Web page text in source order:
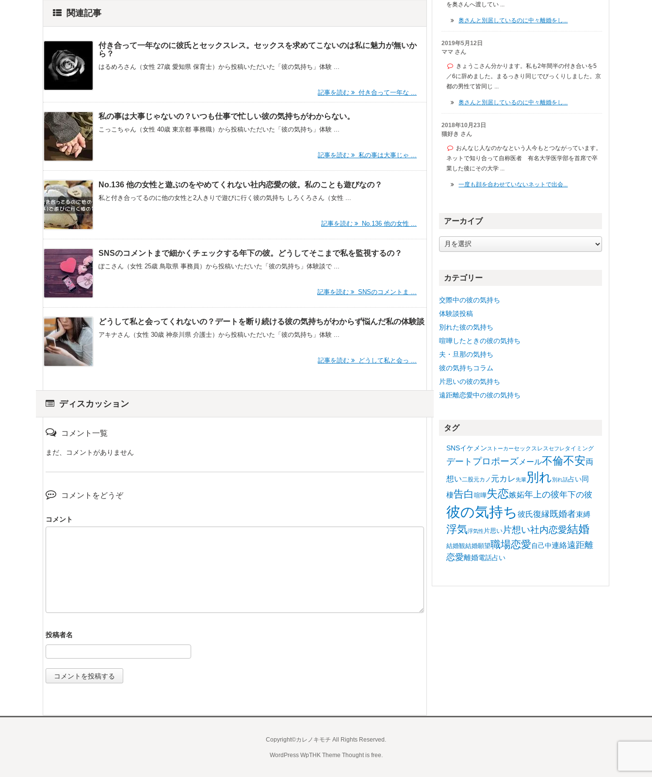
関連記事
付き合って一年なのに彼氏とセックスレス。セックスを求めてこないのは私に魅力が無いか
ら？
はるめろさん（女性 27歳 愛知県 保育士）から投稿いただいた「彼の気持ち」体験 ...
記事を読む 付き合って一年な ...
私の事は大事じゃないの？いつも仕事で忙しい彼の気持ちがわからない。
こっこちゃん（女性 40歳 東京都 事務職）から投稿いただいた「彼の気持ち」体験 ...
記事を読む 私の事は大事じゃ ...
No.136 他の女性と遊ぶのをやめてくれない社内恋愛の彼。私のことも遊びなの？
私と付き合ってるのに他の女性と2人きりで遊びに行く彼の気持ち しろくろさん（女性 ...
記事を読む No.136 他の女性 ...
SNSのコメントまで細かくチェックする年下の彼。どうしてそこまで私を監視するの？
ぽこさん（女性 25歳 鳥取県 事務員）から投稿いただいた「彼の気持ち」体験談で ...
記事を読む SNSのコメントま ...
どうして私と会ってくれないの？デートを断り続ける彼の気持ちがわからず悩んだ私の体験談
アキナさん（女性 30歳 神奈川県 介護士）から投稿いただいた「彼の気持ち」体験 ...
記事を読む どうして私と会っ ...
ディスカッション
コメント一覧
まだ、コメントがありません
コメントをどうぞ
コメント
を奥さんへ渡してい ...
奥さんと別居しているのに中々離婚をし...
2019年5月12日
ママ さん
きょうこさん分かります。私も2年間半の付き合いを5
／6に辞めました。まるっきり同じでびっくりしました。京
都の男性て皆同じ ...
奥さんと別居しているのに中々離婚をし...
2018年10月23日
猫好き さん
おんなじ人なのかなという人今もとつながっています。
ネットで知り合って自称医者 有名大学医学部を首席で卒
業した後にその大学 ...
一度も顔を合わせていないネットで出会...
アーカイブ
ー
ブカテゴリー
交際中の彼の気持ち
体験談投稿
別れた彼の気持ち
喧嘩したときの彼の気持ち
夫・旦那の気持ち
彼の気持ちコラム
片思いの彼の気持ち
遠距離恋愛中の彼の気持ち
タグ
SNSイケメンストーカーセックスレスセフレタイミング
デート プロポーズ メール不倫不安両
想い二股元カノ 元カレ先輩 別れ別れ話占い同
棲告白 喧嘩失恋嫉妬年上の彼年下の彼
彼の気持ち 彼氏復縁既婚者束縛
浮気浮気性 片思い 片想い社内恋愛結婚
結婚観結婚願望職場恋愛自己中連絡遠距離
恋愛離婚電話占い
Copyright©カレノキモチ All Rights Reserved.
WordPress WpTHK Theme Thought is free.